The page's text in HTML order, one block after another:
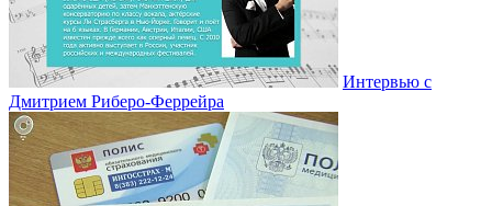
Интервью с
Дмитрием Риберо-Феррейра